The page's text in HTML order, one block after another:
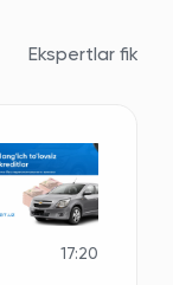
Ekspertlar fikri
17:20